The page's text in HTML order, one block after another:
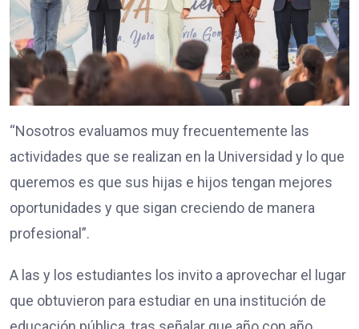
“Nosotros evaluamos muy frecuentemente las
actividades que se realizan en la Universidad y lo que
queremos es que sus hijas e hijos tengan mejores
oportunidades y que sigan creciendo de manera
profesional”.
A las y los estudiantes los invito a aprovechar el lugar
que obtuvieron para estudiar en una institución de